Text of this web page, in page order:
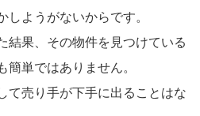
しようがないからです。
結果、その物件を見つけている
簡単ではありません。
て売り手が下手に出ることはな